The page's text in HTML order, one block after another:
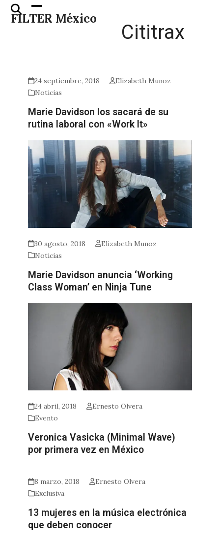
Skip
FILTER México
Open
mobile
Close
mobile
Cititrax
24 septiembre, 2018
Elizabeth Munoz
Noticias
Marie Davidson los sacará de su
rutina laboral con «Work It»
30 agosto, 2018
Elizabeth Munoz
Noticias
Marie Davidson anuncia ‘Working
Class Woman’ en Ninja Tune
24 abril, 2018
Ernesto Olvera
Evento
Veronica Vasicka (Minimal Wave)
por primera vez en México
8 marzo, 2018
Ernesto Olvera
Exclusiva
13 mujeres en la música electrónica
que deben conocer